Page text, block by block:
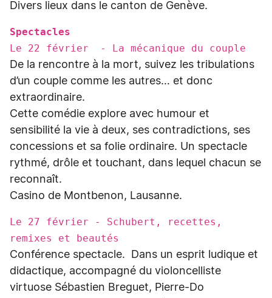
Divers lieux dans le canton de Genève.
Spectacles
Le 22 février - La mécanique du couple
De la rencontre à la mort, suivez les tribulations
d’un couple comme les autres… et donc
extraordinaire.
Cette comédie explore avec humour et
sensibilité la vie à deux, ses contradictions, ses
concessions et sa folie ordinaire. Un spectacle
rythmé, drôle et touchant, dans lequel chacun se
reconnaît.
Casino de Montbenon, Lausanne.
Le 27 février - Schubert, recettes,
remixes et beautés
Conférence spectacle. Dans un esprit ludique et
didactique, accompagné du violoncelliste
virtuose Sébastien Breguet, Pierre-Do